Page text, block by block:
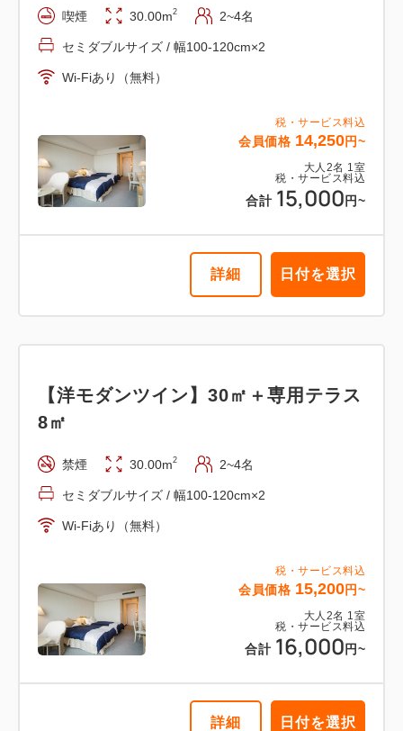
税・サービス料込
会員価格 23,750円~
大人2名1室
税・サービス料込
合計 25,000円~
禁煙 2~4名
セミダブルサイズ / 幅100-120cm×2
Wi-Fiあり（無料）
詳細 日付を選択
税・サービス料込
会員価格 23,750円~
大人2名1室
税・サービス料込
合計 25,000円~
【洋モダンツイン】30㎡＋専用テラス
8㎡ 信楽焼露天風呂 喫煙
喫煙 2~4名
セミダブルサイズ / 幅100-120cm×2
Wi-Fiあり（無料）
税・サービス料込
会員価格 14,250円~
大人 2名 1室
税・サービス料込
合計 15,000 円~
喫煙 30.00m2 2~4名
セミダブルサイズ / 幅100-120cm×2
Wi-Fiあり（無料）
詳細 日付を選択
税・サービス料込
会員価格 15,200円~
大人 2名 1室
税・サービス料込
合計 16,000 円~
【洋モダンツイン】30㎡＋専用テラス
8㎡
禁煙 30.00m2 2~4名
セミダブルサイズ / 幅100-120cm×2
Wi-Fiあり（無料）
詳細 日付を選択